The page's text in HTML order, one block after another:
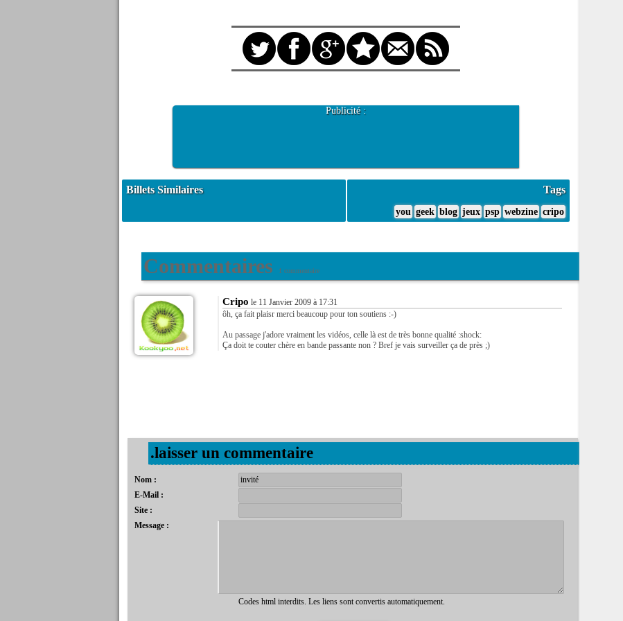
Publicité :
Billets Similaires Tags
you geek blog jeux psp webzine cripo
Commentaires 1 commentaire
Cripo le 11 Janvier 2009 à 17:31
ôh, ça fait plaisr merci beaucoup pour ton soutiens :-)
Au passage j'adore vraiment les vidéos, celle là est de très bonne qualité :shock:
Ça doit te couter chère en bande passante non ? Bref je vais surveiller ça de près ;)
.laisser un commentaire
Nom :
E-Mail :
Site :
Message :
Codes html interdits. Les liens sont convertis automatiquement.